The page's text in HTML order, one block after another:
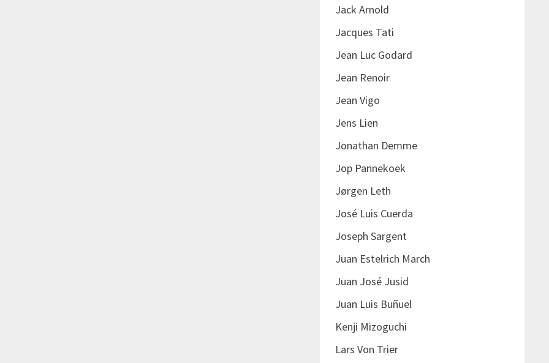
Jack Arnold
Jacques Tati
Jean Luc Godard
Jean Renoir
Jean Vigo
Jens Lien
Jonathan Demme
Jop Pannekoek
Jørgen Leth
José Luis Cuerda
Joseph Sargent
Juan Estelrich March
Juan José Jusid
Juan Luis Buñuel
Kenji Mizoguchi
Lars Von Trier